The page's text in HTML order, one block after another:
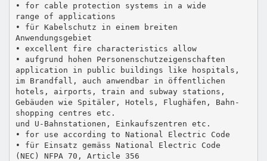
• for cable protection systems in a wide
range of applications
• für Kabelschutz in einem breiten
Anwendungsgebiet
• excellent fire characteristics allow
• aufgrund hohen Personenschutzeigenschaften
application in public buildings like hospitals,
im Brandfall, auch anwendbar in öffentlichen
hotels, airports, train and subway stations,
Gebäuden wie Spitäler, Hotels, Flughäfen, Bahn-
shopping centres etc.
und U-Bahnstationen, Einkaufszentren etc.
• for use according to National Electric Code
• für Einsatz gemäss National Electric Code
(NEC) NFPA 70, Article 356